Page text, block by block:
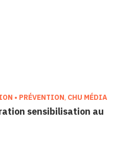
sensibilisation au
• PRÉVENTION, CHU MÉDIA